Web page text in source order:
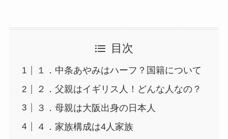
目次
１．中条あやみはハーフ？国籍について
２．父親はイギリス人！どんな人なの？
３．母親は大阪出身の日本人
４．家族構成は4人家族